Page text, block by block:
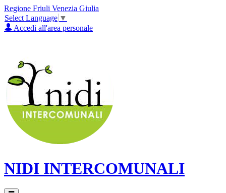
Regione Friuli Venezia Giulia
Select Language ▼
Accedi all'area personale
NIDI INTERCOMUNALI